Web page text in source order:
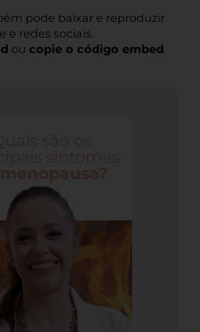
pode baixar e reproduzir
e redes sociais.
ou copie o código embed